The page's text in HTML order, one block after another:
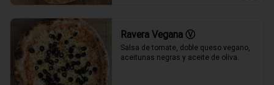
Ravera Vegana Ⓥ
Salsa de tomate, doble queso vegano,
aceitunas negras y aceite de oliva.